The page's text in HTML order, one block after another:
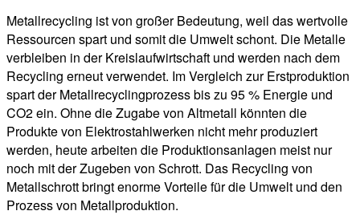
Metallrecycling ist von großer Bedeutung, weil das wertvolle
Ressourcen spart und somit die Umwelt schont. Die Metalle
verbleiben in der Kreislaufwirtschaft und werden nach dem
Recycling erneut verwendet. Im Vergleich zur Erstproduktion
spart der Metallrecyclingprozess bis zu 95 % Energie und
CO2 ein. Ohne die Zugabe von Altmetall könnten die
Produkte von Elektrostahlwerken nicht mehr produziert
werden, heute arbeiten die Produktionsanlagen meist nur
noch mit der Zugeben von Schrott. Das Recycling von
Metallschrott bringt enorme Vorteile für die Umwelt und den
Prozess von Metallproduktion.